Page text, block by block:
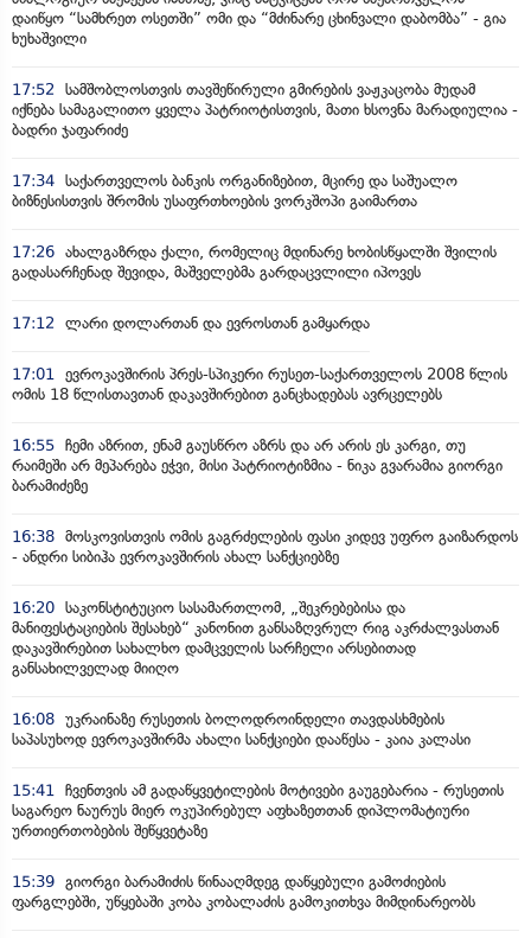
დაიწყო “სამხრეთ ოსეთში” ომი და “მძინარე ცხინვალი დაბომბა” - გია
ხუხაშვილი
17:52
სამშობლოსთვის თავშეწირული გმირების ვაჟკაცობა მუდამ
იქნება სამაგალითო ყველა პატრიოტისთვის, მათი ხსოვნა მარადიულია -
ბადრი ჯაფარიძე
17:34 საქართველოს ბანკის ორგანიზებით, მცირე და საშუალო
ბიზნესისთვის შრომის უსაფრთხოების ვორკშოპი გაიმართა
17:26 ახალგაზრდა ქალი, რომელიც მდინარე ხობისწყალში შვილის
გადასარჩენად შევიდა, მაშველებმა გარდაცვლილი იპოვეს
17:12 ლარი დოლართან და ევროსთან გამყარდა
17:01
ევროკავშირის პრეს-სპიკერი რუსეთ-საქართველოს 2008 წლის
ომის 18 წლისთავთან დაკავშირებით განცხადებას ავრცელებს
16:55 ჩემი აზრით, ენამ გაუსწრო აზრს და არ არის ეს კარგი, თუ
რაიმეში არ მეპარება ეჭვი, მისი პატრიოტიზმია - ნიკა გვარამია გიორგი
ბარამიძეზე
16:38 მოსკოვისთვის ომის გაგრძელების ფასი კიდევ უფრო გაიზარდოს
- ანდრი სიბიჰა ევროკავშირის ახალ სანქციებზე
16:20 საკონსტიტუციო სასამართლომ, „შეკრებებისა და
მანიფესტაციების შესახებ“ კანონით განსაზღვრულ რიგ აკრძალვასთან
დაკავშირებით სახალხო დამცველის სარჩელი არსებითად
განსახილველად მიიღო
16:08 უკრაინაზე რუსეთის ბოლოდროინდელი თავდასხმების
საპასუხოდ ევროკავშირმა ახალი სანქციები დააწესა - კაია კალასი
15:41
ჩვენთვის ამ გადაწყვეტილების მოტივები გაუგებარია - რუსეთის
საგარეო ნაურუს მიერ ოკუპირებულ აფხაზეთთან დიპლომატიური
ურთიერთობების შეწყვეტაზე
15:39 გიორგი ბარამიძის წინააღმდეგ დაწყებული გამოძიების
ფარგლებში, უწყებაში კობა კობალაძის გამოკითხვა მიმდინარეობს